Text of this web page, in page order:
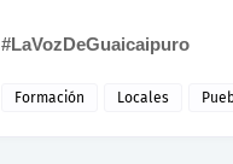
#LaVozDeGuaicaipuro
Formación Locales